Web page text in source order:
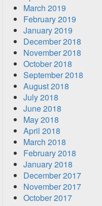
March 2019
February 2019
January 2019
December 2018
November 2018
October 2018
September 2018
August 2018
July 2018
June 2018
May 2018
April 2018
March 2018
February 2018
January 2018
December 2017
November 2017
October 2017